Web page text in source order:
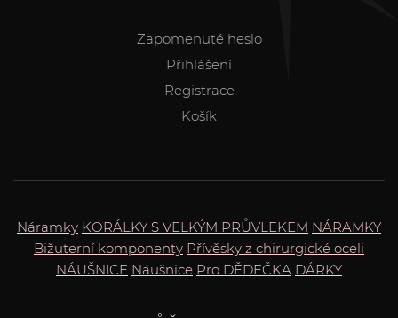
Zapomenuté heslo
Přihlášení
Registrace
Košík
Náramky KORÁLKY S VELKÝM PRŮVLEKEM NÁRAMKY
Bižuterní komponenty Přívěsky z chirurgické oceli
NÁUŠNICE Náušnice Pro DĚDEČKA DÁRKY